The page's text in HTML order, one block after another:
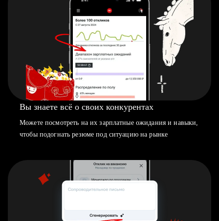
Вы знаете всё о своих конкурентах
Можете посмотреть на их зарплатные ожидания и навыки,
чтобы подогнать резюме под ситуацию на рынке